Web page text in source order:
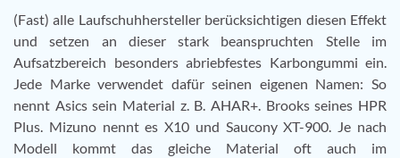
(Fast) alle Laufschuhhersteller berücksichtigen diesen Effekt
und setzen an dieser stark beanspruchten Stelle im
Aufsatzbereich besonders abriebfestes Karbongummi ein.
Jede Marke verwendet dafür seinen eigenen Namen: So
nennt Asics sein Material z. B. AHAR+. Brooks seines HPR
Plus. Mizuno nennt es X10 und Saucony XT-900. Je nach
Modell kommt das gleiche Material oft auch im